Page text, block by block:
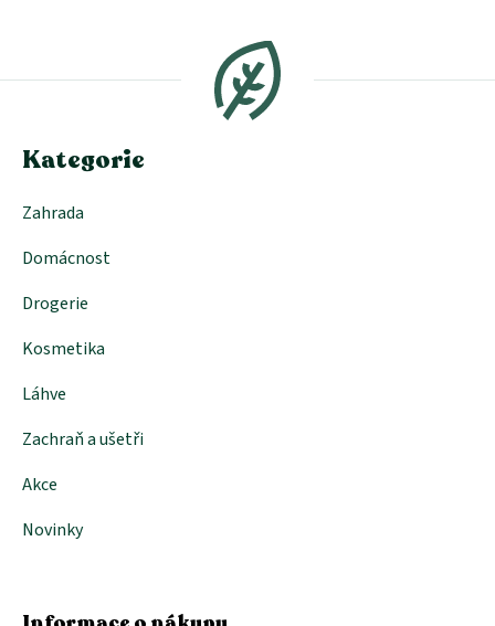
a
Kategorie
Zahrada
Domácnost
Drogerie
Kosmetika
Láhve
Zachraň a ušetři
Akce
Novinky